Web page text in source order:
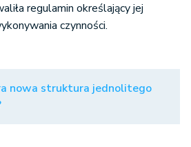
regulamin określający jej
czynności.
nowa struktura jednolitego